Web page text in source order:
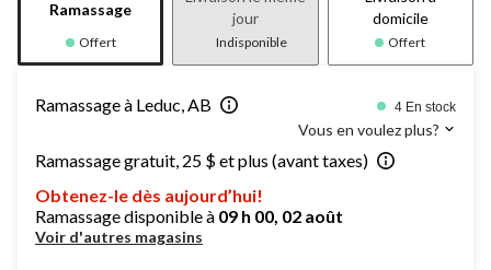
Ramassage
Offert
jour
Indisponible
domicile
Offert
Ramassage à Leduc, AB 4 En stock
Vous en voulez plus?
Ramassage gratuit, 25 $ et plus (avant taxes)
Obtenez-le dès aujourd’hui!
Ramassage disponible à 09 h 00, 02 août
Voir d'autres magasins